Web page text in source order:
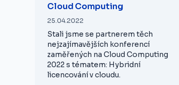
Cloud Computing
25.04.2022
Stali jsme se partnerem těch
nejzajímavějších konferencí
zaměřených na Cloud Computing
2022 s tématem: Hybridní
licencování v cloudu.